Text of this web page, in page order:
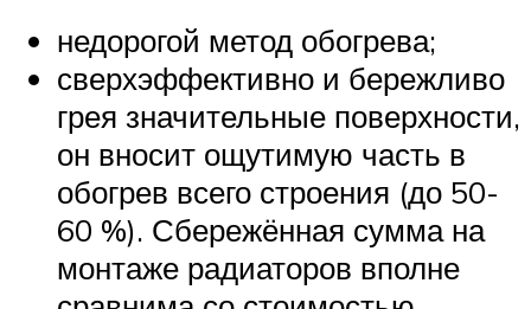
недорогой метод обогрева;
сверхэффективно и бережливо
грея значительные поверхности,
он вносит ощутимую часть в
обогрев всего строения (до 50-
60 %). Сбережённая сумма на
монтаже радиаторов вполне